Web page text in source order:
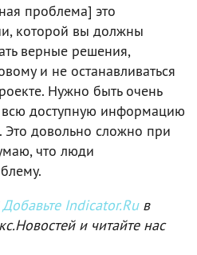
проблема] это
которой вы должны
верные решения,
и не останавливаться
Нужно быть очень
всю доступную информацию
Это довольно сложно при
что люди
Добавьте Indicator.Ruв
и читайте нас